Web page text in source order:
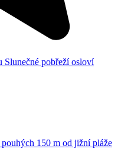
Slunečné pobřeží osloví
150 m od jižní pláže